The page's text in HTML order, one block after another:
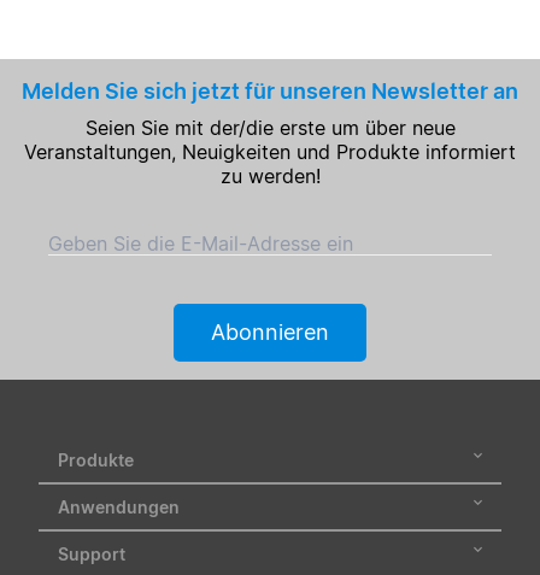
Melden Sie sich jetzt für unseren Newsletter an
Seien Sie mit der/die erste um über neue
Veranstaltungen, Neuigkeiten und Produkte informiert
zu werden!
Geben Sie die E-Mail-Adresse ein
Abonnieren
Produkte
Anwendungen
Support